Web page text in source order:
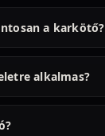
a karkötő?
alkalmas?